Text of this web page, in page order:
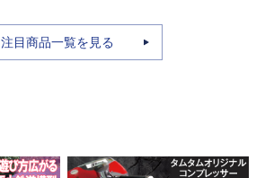
注目商品一覧を見る